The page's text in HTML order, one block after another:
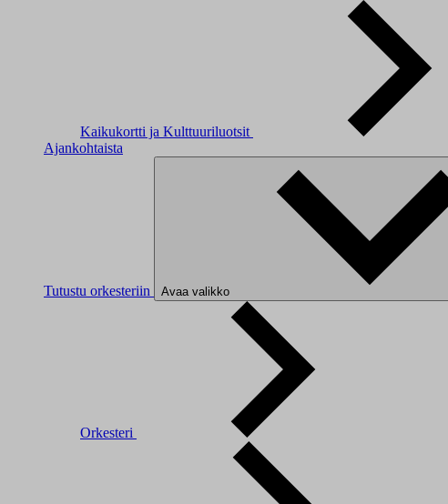
Kaikukortti ja Kulttuuriluotsit
Ajankohtaista
Tutustu orkesteriin Avaa valikko
Orkesteri